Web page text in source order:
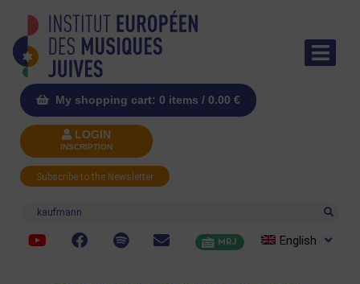
My shopping cart: 0 items / 0.00 €
LOGIN
INSCRIPTION
Subscribe to the Newsletter
Search
MRJ English